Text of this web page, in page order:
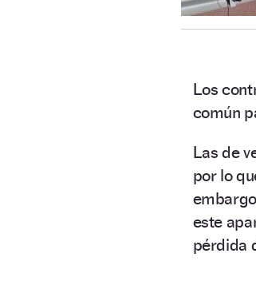
Los
común
Las de
por lo
este
pérdida